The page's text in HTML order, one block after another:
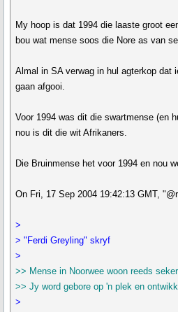
My hoop is dat 1994 die laaste groot
bou wat mense soos die Nore as van
Almal in SA verwag in hul agterkop dat
gaan afgooi.
Voor 1994 was dit die swartmense (en
nou is dit die wit Afrikaners.
Die Bruinmense het voor 1994 en nou
On Fri, 17 Sep 2004 19:42:13 GMT,
>
> "Ferdi Greyling" skryf
>
>> Mense in Noorwee woon reeds
>> Jy word gebore op 'n plek en
>